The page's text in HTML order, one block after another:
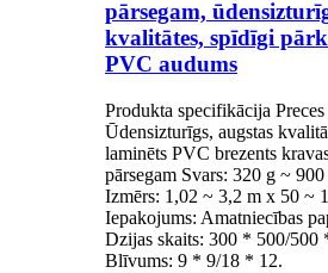
pārsegam,
kvalitātes, spīdīgi
PVC audums
Produkta specifikācija
Ūdensizturīgs, augstas
laminēts PVC brezents
pārsegam Svars: 320 g ~
Izmērs: 1,02 ~ 3,2 m x 50 ~
Iepakojums: Amatniecības
Dzijas skaits: 300 * 500/500
Blīvums: 9 * 9/18 * 12.